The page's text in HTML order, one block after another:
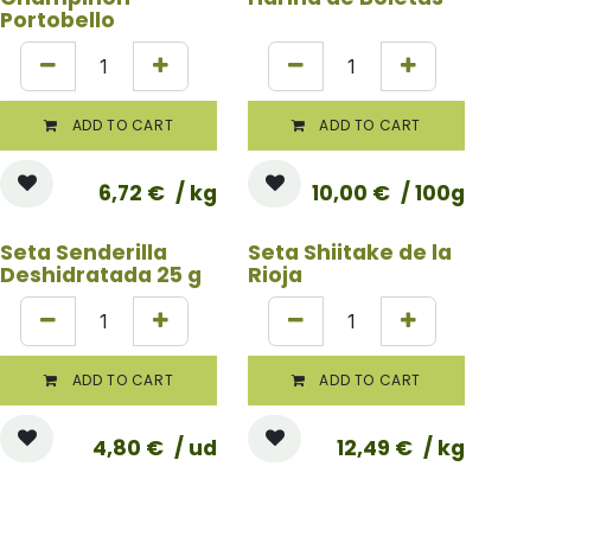
Portobello
ADD TO CART
6,72 € / kg
ADD TO CART
10,00 € / 100g
Seta Senderilla
Deshidratada 25 g
ADD TO CART
4,80 € / ud
Seta Shiitake de la
Rioja
ADD TO CART
12,49 € / kg